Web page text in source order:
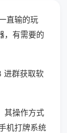
直输的玩
，有需要的
进群获取软
其操作方式
机打牌系统